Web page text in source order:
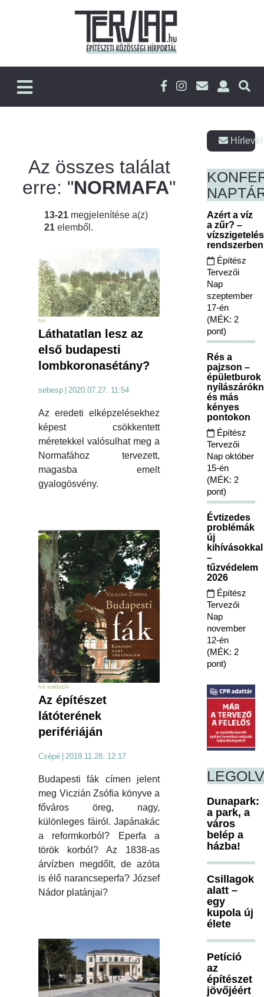
Az összes találat
erre: "NORMAFA"
13-21 megjelenítése a(z)
21 elemből.
hír
Láthatatlan lesz az
első budapesti
lombkoronasétány?
sebesp | 2020.07.27. 11:54
Az eredeti elképzelésekhez
képest csökkentett
méretekkel valósulhat meg a
Normafához tervezett,
magasba emelt
gyalogösvény.
hír exkluzív
Az építészet
látóterének
perifériáján
Csépé | 2019.11.28. 12:17
Budapesti fák címen jelent
meg Viczián Zsófia könyve a
főváros öreg, nagy,
különleges fáiról. Japánakác
a reformkorból? Eperfa a
török korból? Az 1838-as
árvízben megdőlt, de azóta
is élő narancseperfa? József
Nádor platánjai?
Azért a víz
a zűr? –
Építész
Tervezői
Nap
szeptember
17-én
(MÉK: 2
pont)
Rés a
pajzson –
épületburok
és más
kényes
pontokon
Építész
Tervezői
Nap október
15-én
(MÉK: 2
pont)
Évtizedes
problémák
új
kihívásokkal
–
tűzvédelem
2026
Építész
Tervezői
Nap
november
12-én
(MÉK: 2
pont)
Dunapark:
a park, a
város
belép a
házba!
Csillagok
alatt –
egy
kupola új
élete
Petíció
az
építészet
jövőjéért